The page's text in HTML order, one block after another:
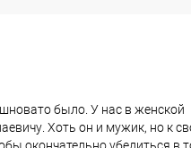
было. У нас в женской
Хоть он и мужик, но к